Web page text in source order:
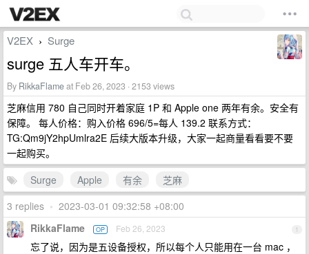
V2EX › Surge
surge 五人车开车。
By RikkaFlameat Feb 26, 2023 · 2153 views
芝麻信用 780 自己同时开着家庭 1P 和 Apple one 两年有余。安全有
保障。 每人价格：购入价格 696/5=每人 139.2 联系方式：
TG:Qm9jY2hpUmlra2E 后续大版本升级，大家一起商量看看要不要
一起购买。
Surge
Apple 有余
芝麻
3 replies • 2023-03-01 09:32:58 +08:00
1
RikkaFlame OP Feb 26, 2023
忘了说，因为是五设备授权，所以每个人只能用在一台 mac ，